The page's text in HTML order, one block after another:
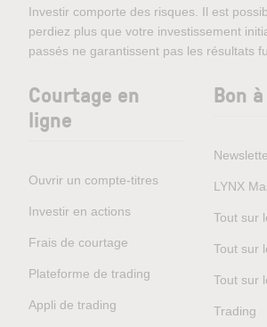
Investir comporte des risques. Il est
perdiez plus que votre investissement
passés ne garantissent pas les résultats
Courtage en
ligne
Ouvrir un compte-titres
Investir en actions
Frais de courtage
Plateforme de trading
Appli de trading
Bon
LYNX
Tout sur
Tout sur
Tout sur
Trading